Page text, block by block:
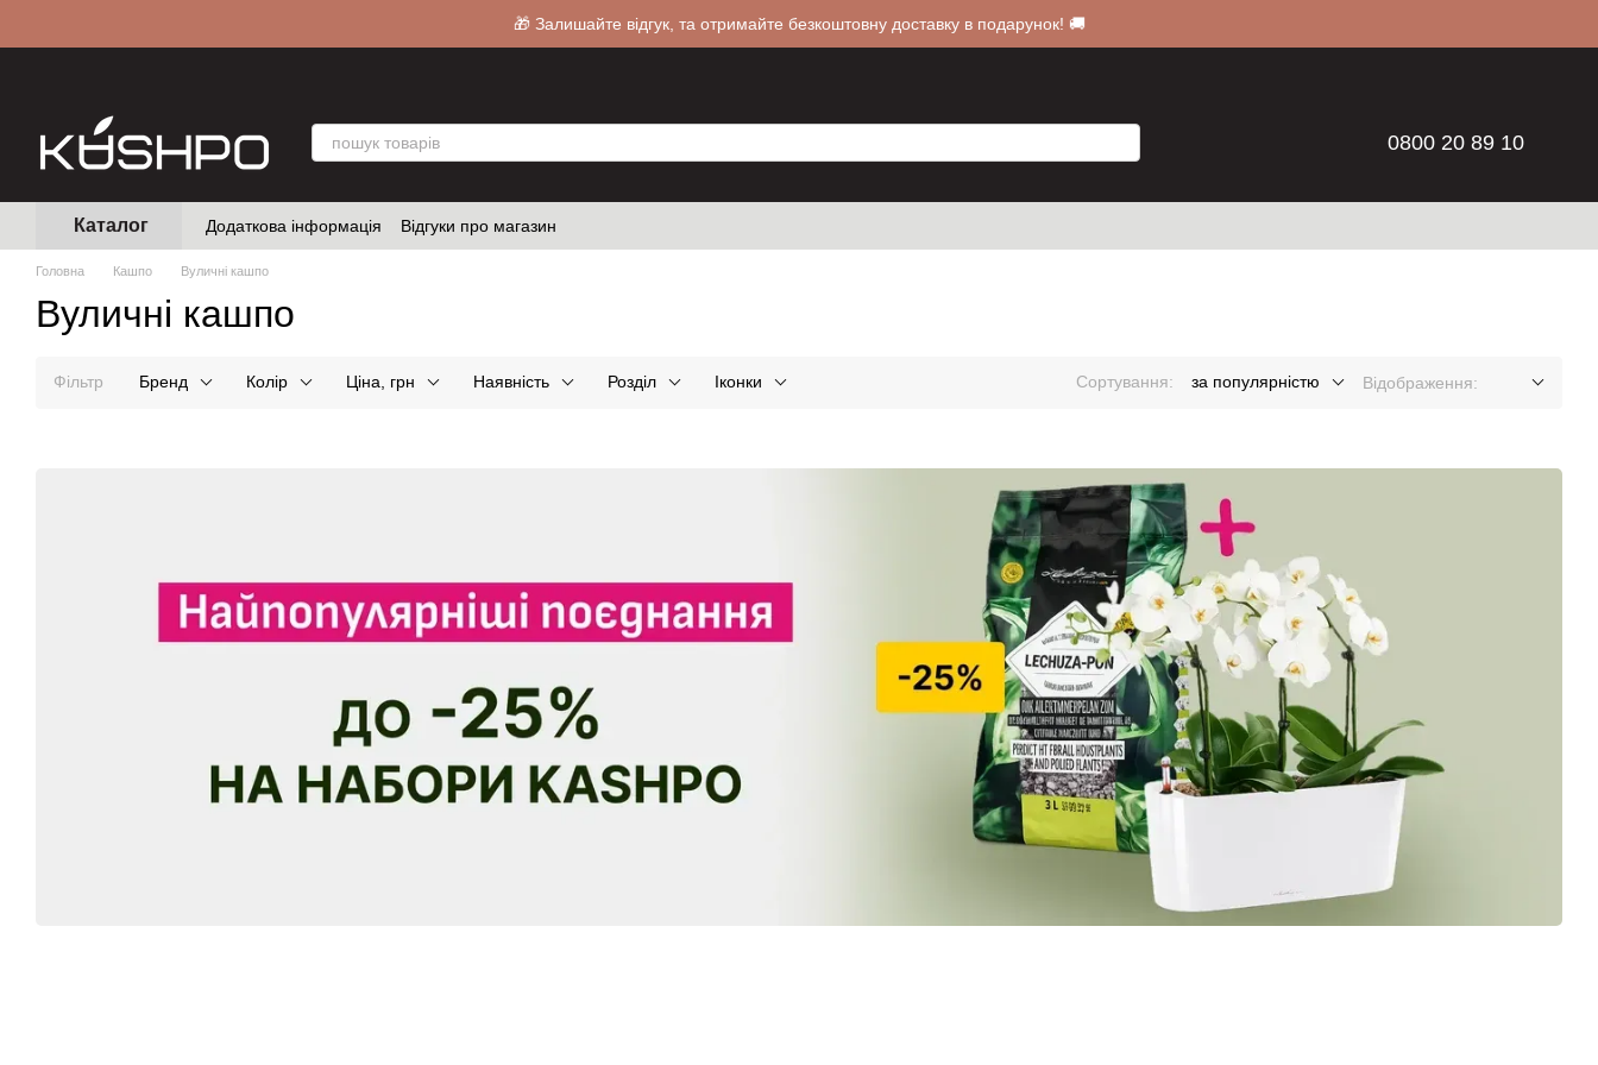
🎁 Залишайте відгук, та отримайте безкоштовну доставку в подарунок! 🚚
0800 20 89 10
Каталог Додаткова інформація Відгуки про магазин
Головна Кашпо Вуличні кашпо
Вуличні кашпо
Фільтр Бренд Колір Ціна, грн Наявність Розділ Іконки Сортування: за популярністю Відображення: